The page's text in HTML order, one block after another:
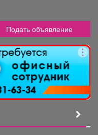
Подать объявление